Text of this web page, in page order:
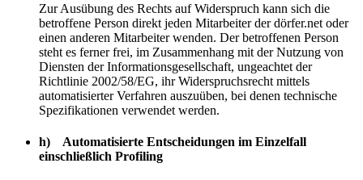
Zur Ausübung des Rechts auf Widerspruch kann sich die
betroffene Person direkt jeden Mitarbeiter der dörfer.net oder
einen anderen Mitarbeiter wenden. Der betroffenen Person
steht es ferner frei, im Zusammenhang mit der Nutzung von
Diensten der Informationsgesellschaft, ungeachtet der
Richtlinie 2002/58/EG, ihr Widerspruchsrecht mittels
automatisierter Verfahren auszuüben, bei denen technische
Spezifikationen verwendet werden.
h) Automatisierte Entscheidungen im Einzelfall
einschließlich Profiling